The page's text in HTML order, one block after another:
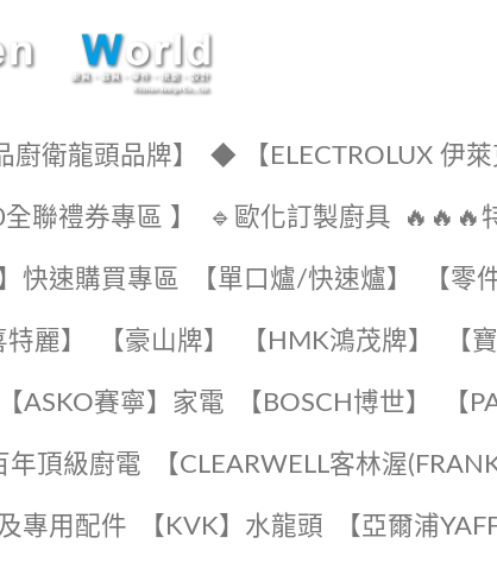
廚衛龍頭品牌】 ◆ 【ELECTROLUX 伊萊
聯禮券專區 】 🔹歐化訂製廚具 🔥🔥🔥
快速購買專區 【單口爐/快速爐】 【零
特麗】 【豪山牌】 【HMK鴻茂牌】 【
【ASKO賽寧】家電 【BOSCH博世】 【
年頂級廚電 【CLEARWELL客林渥
專用配件 ️【KVK】水龍頭️ 【亞爾浦